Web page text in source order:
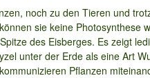
noch zu den Tieren und
sie keine Photosynthese
des Eisberges. Es zeigt
unter der Erde als eine Art
Pflanzen